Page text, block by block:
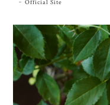
Official Site